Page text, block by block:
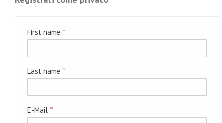
First name *
Last name *
E-Mail *